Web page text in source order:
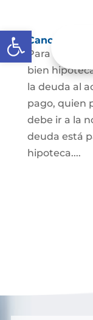
Abrir barra de
Cancelación
Para
bien
la deuda al
pago, quien
debe ir a la
deuda está
hipoteca....